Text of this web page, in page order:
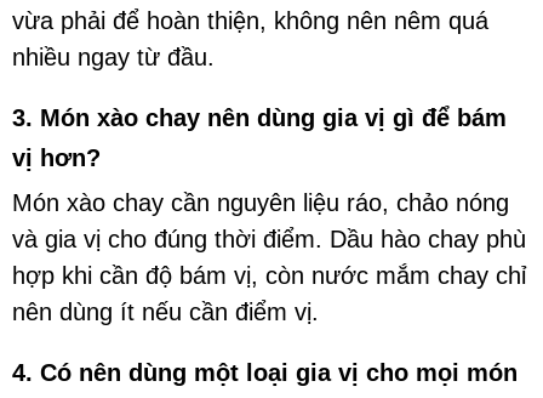
vừa phải để hoàn thiện, không nên nêm quá
nhiều ngay từ đầu.
3. Món xào chay nên dùng gia vị gì để bám
vị hơn?
Món xào chay cần nguyên liệu ráo, chảo nóng
và gia vị cho đúng thời điểm. Dầu hào chay phù
hợp khi cần độ bám vị, còn nước mắm chay chỉ
nên dùng ít nếu cần điểm vị.
4. Có nên dùng một loại gia vị cho mọi món